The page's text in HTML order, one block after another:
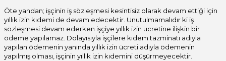
Öte yandan; işçinin iş sözleşmesi kesintisiz olarak devam ettiği için
yıllık izin kıdemi de devam edecektir. Unutulmamalıdır ki iş
sözleşmesi devam ederken işçiye yıllık izin ücretine ilişkin bir
ödeme yapılamaz. Dolayısıyla işçilere kıdem tazminatı adıyla
yapılan ödemenin yanında yıllık izin ücreti adıyla ödemenin
yapılmış olması, işçinin yıllık izin kıdemini düşürmeyecektir.